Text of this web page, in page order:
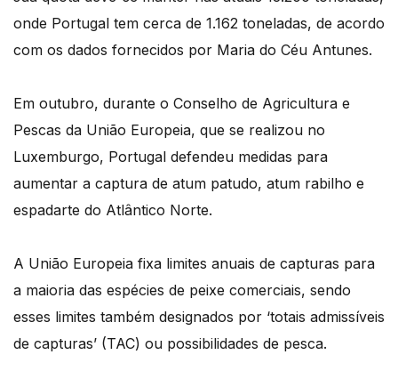
onde Portugal tem cerca de 1.162 toneladas, de acordo
com os dados fornecidos por Maria do Céu Antunes.
Em outubro, durante o Conselho de Agricultura e
Pescas da União Europeia, que se realizou no
Luxemburgo, Portugal defendeu medidas para
aumentar a captura de atum patudo, atum rabilho e
espadarte do Atlântico Norte.
A União Europeia fixa limites anuais de capturas para
a maioria das espécies de peixe comerciais, sendo
esses limites também designados por ‘totais admissíveis
de capturas’ (TAC) ou possibilidades de pesca.